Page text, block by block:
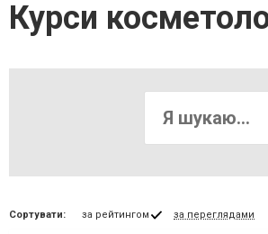
Курси
Сортувати: за рейтингом за переглядами